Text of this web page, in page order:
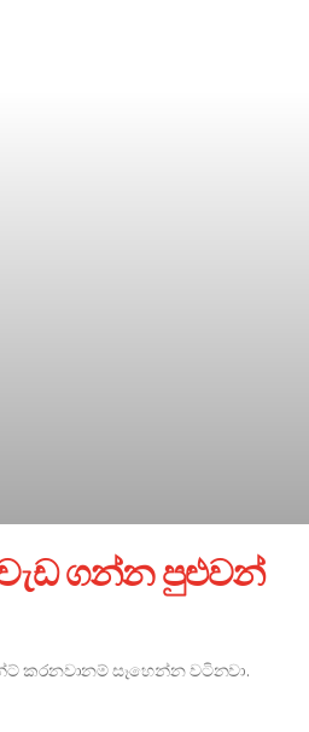
ගන්න පුළුවන්
කරනවානම් සෑහෙන්න වටිනවා.